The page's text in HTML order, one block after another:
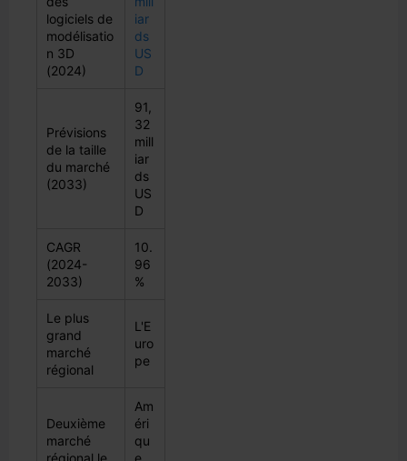
logiciels de
modélisatio
n 3D
(2024)
iar
ds
US
D
Prévisions
de la taille
du marché
(2033)
91,
32
mill
iar
ds
US
D
CAGR
(2024-
2033)
10.
96
%
Le plus
grand
marché
régional
L'E
uro
pe
Deuxième
marché
Am
éri
qu